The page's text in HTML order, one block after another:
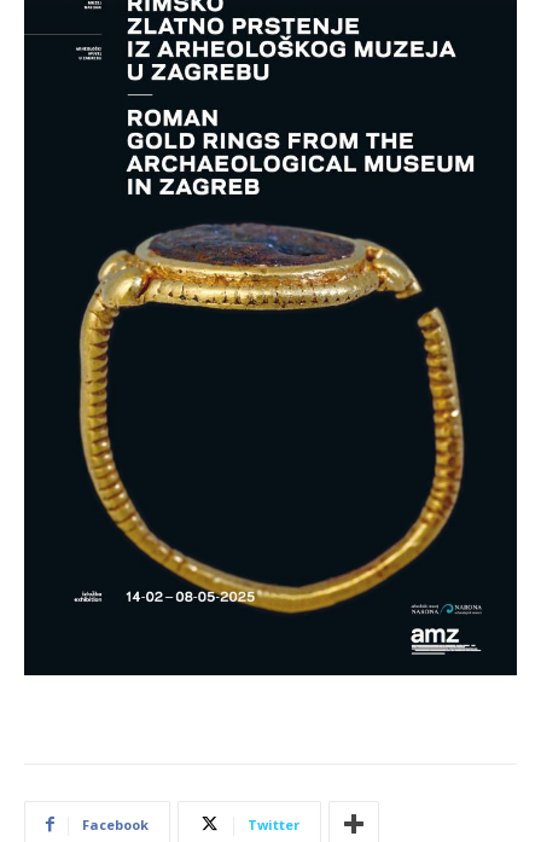
Facebook Twitter